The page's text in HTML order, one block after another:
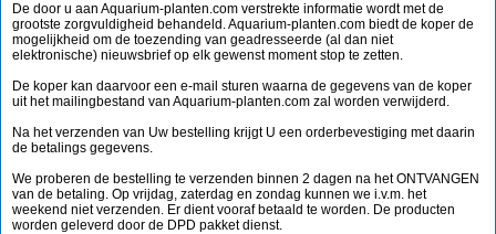
De door u aan Aquarium-planten.com verstrekte informatie wordt met de
grootste zorgvuldigheid behandeld. Aquarium-planten.com biedt de koper de
mogelijkheid om de toezending van geadresseerde (al dan niet
elektronische) nieuwsbrief op elk gewenst moment stop te zetten.
De koper kan daarvoor een e-mail sturen waarna de gegevens van de koper
uit het mailingbestand van Aquarium-planten.com zal worden verwijderd.
Na het verzenden van Uw bestelling krijgt U een orderbevestiging met daarin
de betalings gegevens.
We proberen de bestelling te verzenden binnen 2 dagen na het ONTVANGEN
van de betaling. Op vrijdag, zaterdag en zondag kunnen we i.v.m. het
weekend niet verzenden. Er dient vooraf betaald te worden. De producten
worden geleverd door de DPD pakket dienst.